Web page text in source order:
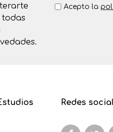
todas
Acepto la
Redes